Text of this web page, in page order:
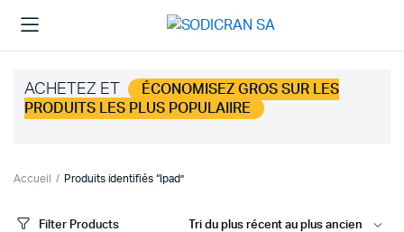
ACHETEZ ET
ÉCONOMISEZ GROS SUR LES
PRODUITS LES PLUS POPULAIIRE
Accueil Produits identifiés “Ipad”
Filter Products